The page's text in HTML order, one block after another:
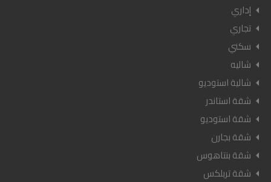
إداري
تجاري
سكني
شاليه
شالية استوديو
شقة استاندر
شقة استوديو
شقة بجارن
شقة بنتاهوس
شقة تربلكس